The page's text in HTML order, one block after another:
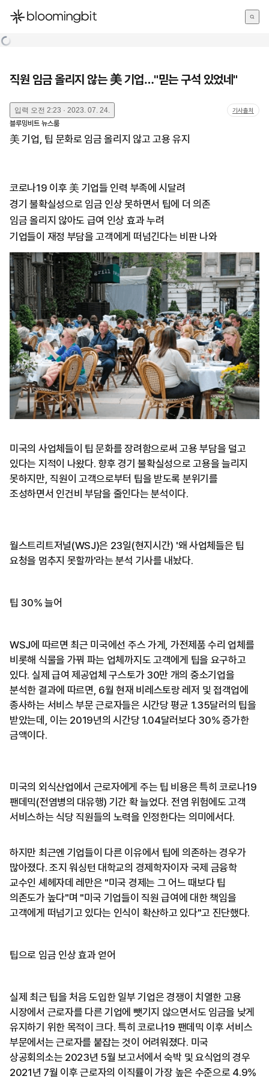
한국어
직원 임금 올리지 않는 美 기업…"믿는 구석 있었네"
입력 오전 2:23 · 2023. 07. 24. 기사출처
블루밍비트 뉴스룸
美 기업, 팁 문화로 임금 올리지 않고 고용 유지
코로나19 이후 美 기업들 인력 부족에 시달려
경기 불확실성으로 임금 인상 못하면서 팁에 더 의존
임금 올리지 않아도 급여 인상 효과 누려
기업들이 재정 부담을 고객에게 떠넘긴다는 비판 나와
미국의 사업체들이 팁 문화를 장려함으로써 고용 부담을 덜고
있다는 지적이 나왔다. 향후 경기 불확실성으로 고용을 늘리지
못하지만, 직원이 고객으로부터 팁을 받도록 분위기를
조성하면서 인건비 부담을 줄인다는 분석이다.
월스트리트저널(WSJ)은 23일(현지시간) '왜 사업체들은 팁
요청을 멈추지 못할까'라는 분석 기사를 내놨다.
팁 30% 늘어
WSJ에 따르면 최근 미국에선 주스 가게, 가전제품 수리 업체를
비롯해 식물을 가꿔 파는 업체까지도 고객에게 팁을 요구하고
있다. 실제 급여 제공업체 구스토가 30만 개의 중소기업을
분석한 결과에 따르면, 6월 현재 비레스토랑 레저 및 접객업에
종사하는 서비스 부문 근로자들은 시간당 평균 1.35달러의 팁을
받았는데, 이는 2019년의 시간당 1.04달러보다 30% 증가한
금액이다.
미국의 외식산업에서 근로자에게 주는 팁 비용은 특히 코로나19
팬데믹(전염병의 대유행) 기간 확 늘었다. 전염 위험에도 고객
서비스하는 식당 직원들의 노력을 인정한다는 의미에서다.
하지만 최근엔 기업들이 다른 이유에서 팁에 의존하는 경우가
많아졌다. 조지 워싱턴 대학교의 경제학자이자 국제 금융학
교수인 셰헤자데 레만은 "미국 경제는 그 어느 때보다 팁
의존도가 높다"며 "미국 기업들이 직원 급여에 대한 책임을
고객에게 떠넘기고 있다는 인식이 확산하고 있다"고 진단했다.
팁으로 임금 인상 효과 얻어
실제 최근 팁을 처음 도입한 일부 기업은 경쟁이 치열한 고용
시장에서 근로자를 다른 기업에 뺏기지 않으면서도 임금을 낮게
유지하기 위한 목적이 크다. 특히 코로나19 팬데믹 이후 서비스
부문에서는 근로자를 붙잡는 것이 어려워졌다. 미국
상공회의소는 2023년 5월 보고서에서 숙박 및 요식업의 경우
2021년 7월 이후 근로자의 이직률이 가장 높은 수준으로 4.9%